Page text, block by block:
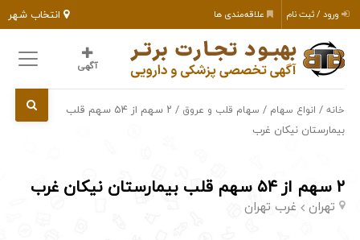
انتخاب شهر ورود / ثبت نام علاقه‌مندی ها
آگهی
خانه / انواع سهام / سهام قلب و عروق
/ ۲ سهم از ۵۴ سهم قلب
بیمارستان نیکان غرب
۲ سهم از ۵۴ سهم قلب بیمارستان نیکان غرب
تهران غرب تهران